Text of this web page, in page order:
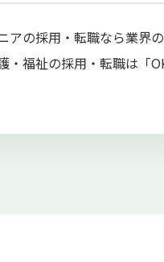
アの採用・転職なら業界
・福祉の採用・転職は「